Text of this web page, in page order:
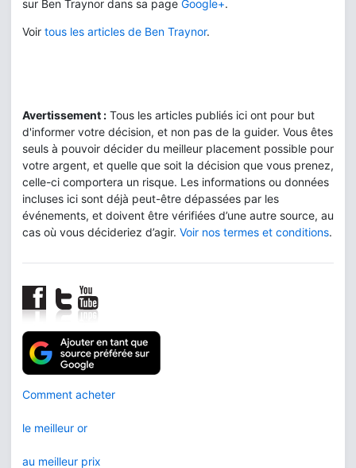
sur Ben Traynor dans sa page Google+.
Voir tous les articles de Ben Traynor.
Avertissement : Tous les articles publiés ici ont pour but
d'informer votre décision, et non pas de la guider. Vous êtes
seuls à pouvoir décider du meilleur placement possible pour
votre argent, et quelle que soit la décision que vous prenez,
celle-ci comportera un risque. Les informations ou données
incluses ici sont déjà peut-être dépassées par les
événements, et doivent être vérifiées d’une autre source, au
cas où vous décideriez d’agir. Voir nos termes et conditions.
Comment acheter
le meilleur or
au meilleur prix